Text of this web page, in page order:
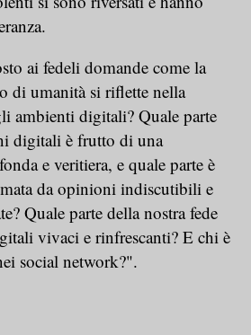
ai fedeli domande come la
di umanità si riflette nella
ambienti digitali? Quale parte
digitali è frutto di una
e veritiera, e quale parte è
da opinioni indiscutibili e
Quale parte della nostra fede
vivaci e rinfrescanti? E chi è
social network?".